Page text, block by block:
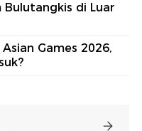
Bulutangkis di Luar
Games 2026,